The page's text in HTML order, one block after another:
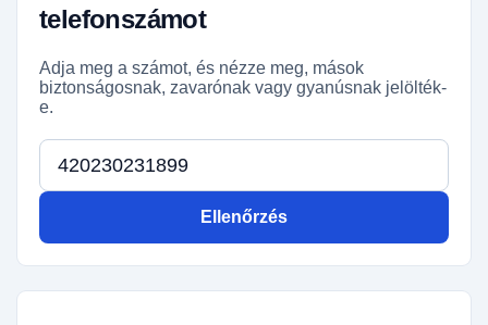
telefonszámot
Adja meg a számot, és nézze meg, mások
biztonságosnak, zavarónak vagy gyanúsnak jelölték-
e.
Telefonszám
Ellenőrzés